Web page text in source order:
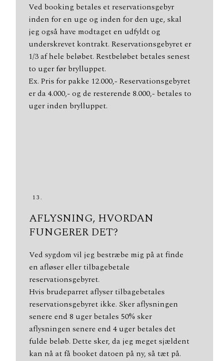
Ved booking betales et reservationsgebyr
inden for en uge og inden for den uge, skal
jeg også have modtaget en udfyldt og
underskrevet kontrakt. Reservationsgebyret er
1/3 af hele beløbet. Restbeløbet betales senest
to uger før brylluppet.
Ex. Pris for pakke 12.000,- Reservationsgebyret
er da 4.000,- og de resterende 8.000,- betales to
uger inden brylluppet.
13.
AFLYSNING, HVORDAN
FUNGERER DET?
Ved sygdom vil jeg bestræbe mig på at finde
en afløser eller tilbagebetale
reservationsgebyret.
Hvis brudeparret aflyser tilbagebetales
reservationsgebyret ikke. Sker aflysningen
senere end 8 uger betales 50% sker
aflysningen senere end 4 uger betales det
fulde beløb. Dette sker, da jeg meget sjældent
kan nå at få booket datoen på ny, så tæt på.